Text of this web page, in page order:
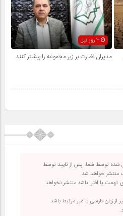
مدیران نظارت بر زیر مجموعه را بیشتر کنند
شده توسط شما، پس از تایید توسط
منتشر خواهد شد.
تهمت یا افترا باشد منتشر نخواهد
از زبان فارسی یا غیر مرتبط باشد